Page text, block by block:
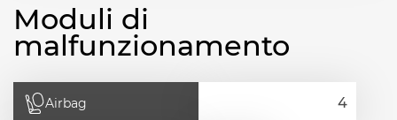
Moduli di
malfunzionamento
Airbag